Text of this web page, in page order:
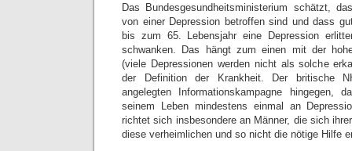
Das Bundesgesundheitsministerium schätzt,
von einer Depression betroffen sind und dass
bis zum 65. Lebensjahr eine Depression
schwanken. Das hängt zum einen mit der
(viele Depressionen werden nicht als solche
der Definition der Krankheit. Der britische
angelegten Informationskampagne hingegen,
seinem Leben mindestens einmal an
richtet sich insbesondere an Männer, die sich
diese verheimlichen und so nicht die nötige Hilfe